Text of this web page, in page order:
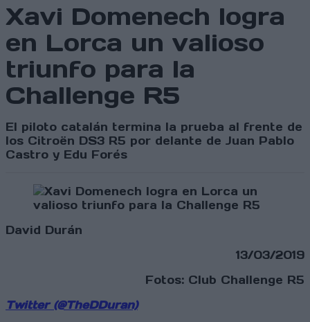
Xavi Domenech logra
en Lorca un valioso
triunfo para la
Challenge R5
El piloto catalán termina la prueba al frente de
los Citroën DS3 R5 por delante de Juan Pablo
Castro y Edu Forés
David Durán
13/03/2019
Fotos: Club Challenge R5
Twitter (@TheDDuran)